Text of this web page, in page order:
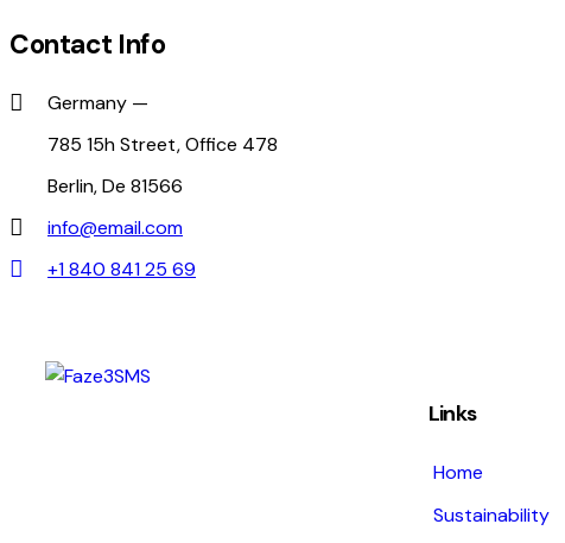
Contact Info
Germany —
785 15h Street, Office 478
Berlin, De 81566
info@email.com
+1 840 841 25 69
Links
Home
Sustainability